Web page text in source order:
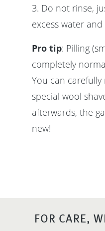
3. Do not rinse,
excess water and
Pro tip: Pilling
completely
You can
special wool
afterwards, the
new!
FOR CARE,